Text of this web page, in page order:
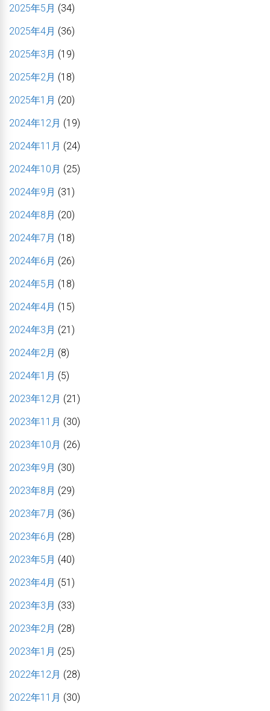
2025年5月 (34)
2025年4月 (36)
2025年3月 (19)
2025年2月 (18)
2025年1月 (20)
2024年12月 (19)
2024年11月 (24)
2024年10月 (25)
2024年9月 (31)
2024年8月 (20)
2024年7月 (18)
2024年6月 (26)
2024年5月 (18)
2024年4月 (15)
2024年3月 (21)
2024年2月 (8)
2024年1月 (5)
2023年12月 (21)
2023年11月 (30)
2023年10月 (26)
2023年9月 (30)
2023年8月 (29)
2023年7月 (36)
2023年6月 (28)
2023年5月 (40)
2023年4月 (51)
2023年3月 (33)
2023年2月 (28)
2023年1月 (25)
2022年12月 (28)
2022年11月 (30)